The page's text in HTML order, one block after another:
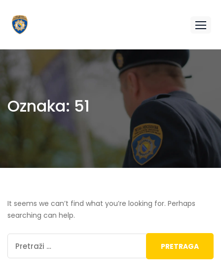
Oznaka: 51
It seems we can’t find what you’re looking for. Perhaps
searching can help.